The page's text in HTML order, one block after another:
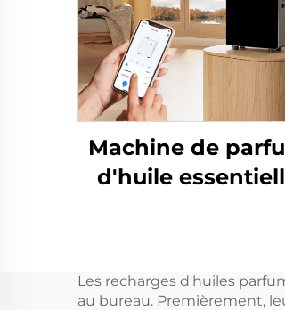
Machine de
d'huile
personnalisé
Les recharges d'huiles
au bureau. Premièrement,